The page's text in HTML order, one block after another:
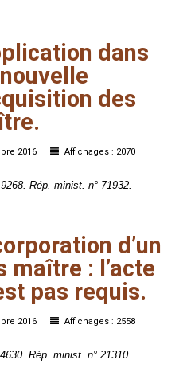
dans
nouvelle
des
2016 Affichages : 2070
Rép. minist. n° 71932.
d’un
maître : l’acte
pas requis.
2016 Affichages : 2558
Rép. minist. n° 21310.